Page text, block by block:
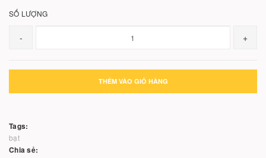
SỐ LƯỢNG
- +
THÊM VÀO GIỎ HÀNG
Tags:
bạt
Chia sẻ: